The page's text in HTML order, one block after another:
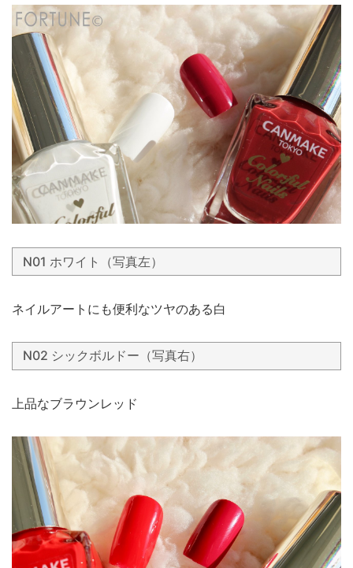
N01 ホワイト（写真左）
ネイルアートにも便利なツヤのある白
N02 シックボルドー（写真右）
上品なブラウンレッド